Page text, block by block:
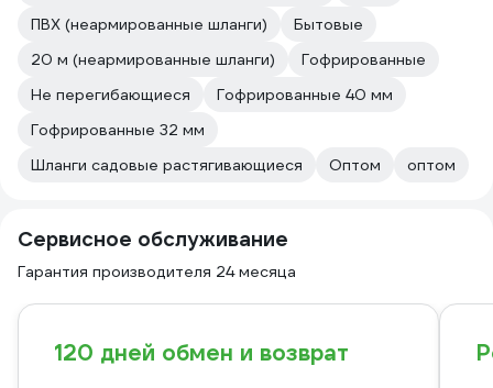
ПВХ (неармированные шланги)
Бытовые
20 м (неармированные шланги)
Гофрированные
Не перегибающиеся
Гофрированные 40 мм
Гофрированные 32 мм
Шланги садовые растягивающиеся
Оптом оптом
Сервисное обслуживание
Гарантия производителя 24 месяца
120 дней обмен и возврат